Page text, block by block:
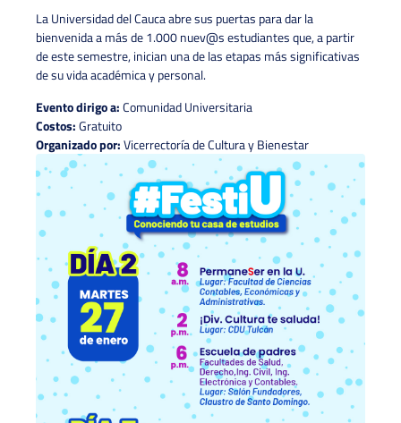
La Universidad del Cauca abre sus puertas para dar la
bienvenida a más de 1.000 nuev@s estudiantes que, a partir
de este semestre, inician una de las etapas más significativas
de su vida académica y personal.
Evento dirigo a:Comunidad Universitaria
Costos:Gratuito
Organizado por:Vicerrectoría de Cultura y Bienestar